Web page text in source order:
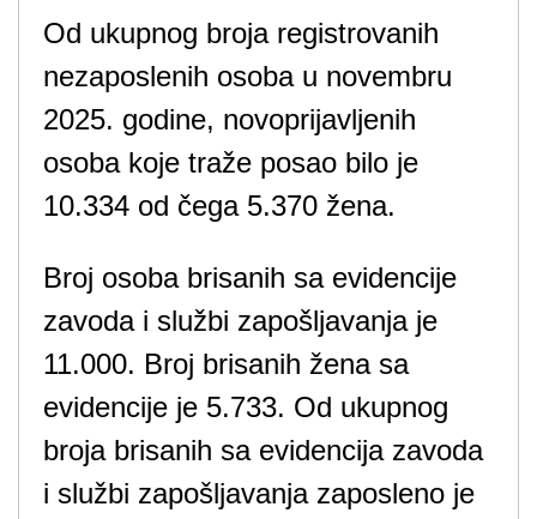
Od ukupnog broja registrovanih
nezaposlenih osoba u novembru
2025. godine, novoprijavljenih
osoba koje traže posao bilo je
10.334 od čega 5.370 žena.
Broj osoba brisanih sa evidencije
zavoda i službi zapošljavanja je
11.000. Broj brisanih žena sa
evidencije je 5.733. Od ukupnog
broja brisanih sa evidencija zavoda
i službi zapošljavanja zaposleno je